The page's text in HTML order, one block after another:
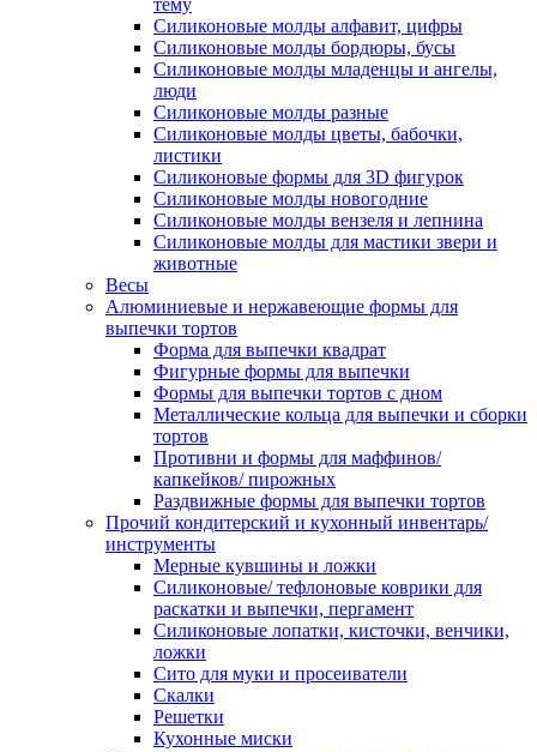
тему
Силиконовые молды алфавит, цифры
Силиконовые молды бордюры, бусы
Силиконовые молды младенцы и ангелы,
люди
Силиконовые молды разные
Силиконовые молды цветы, бабочки,
листики
Силиконовые формы для 3D фигурок
Силиконовые молды новогодние
Силиконовые молды вензеля и лепнина
Силиконовые молды для мастики звери и
животные
Весы
Алюминиевые и нержавеющие формы для
выпечки тортов
Форма для выпечки квадрат
Фигурные формы для выпечки
Формы для выпечки тортов с дном
Металлические кольца для выпечки и сборки
тортов
Противни и формы для маффинов/
капкейков/ пирожных
Раздвижные формы для выпечки тортов
Прочий кондитерский и кухонный инвентарь/
инструменты
Мерные кувшины и ложки
Силиконовые/ тефлоновые коврики для
раскатки и выпечки, пергамент
Силиконовые лопатки, кисточки, венчики,
ложки
Сито для муки и просеиватели
Скалки
Решетки
Кухонные миски